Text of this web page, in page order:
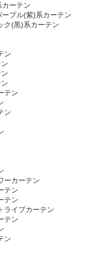
ーテン
プル(紫)系カーテン
ク(黒)系カーテン
ン
テン
ン
ーカーテン
テン
テン
ライプカーテン
テン
ン